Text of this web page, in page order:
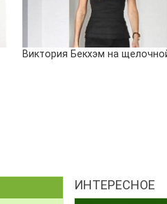
Виктория Бекхэм на
ИНТЕРЕСНОЕ